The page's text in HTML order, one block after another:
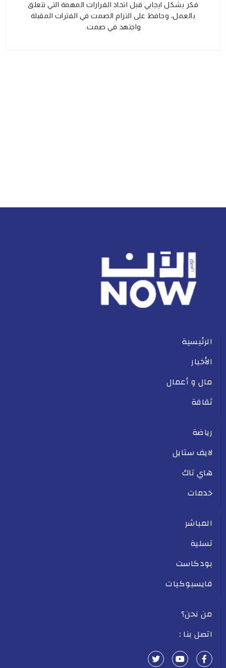
فكر بشكل ايجابي قبل اتخاذ القرارات المهمة التي تتعلق
بالعمل، وحافظ على التزام الصمت في الفترات المقبلة
واجتهد في صمت.
الرئيسية
الأخبار
مال و أعمال
ثقافة
رياضة
لايف ستايل
هاي تاك
خدمات
المباشر
تسلية
بودكاست
فايسبوكيات
من نحن؟
اتصل بنا :